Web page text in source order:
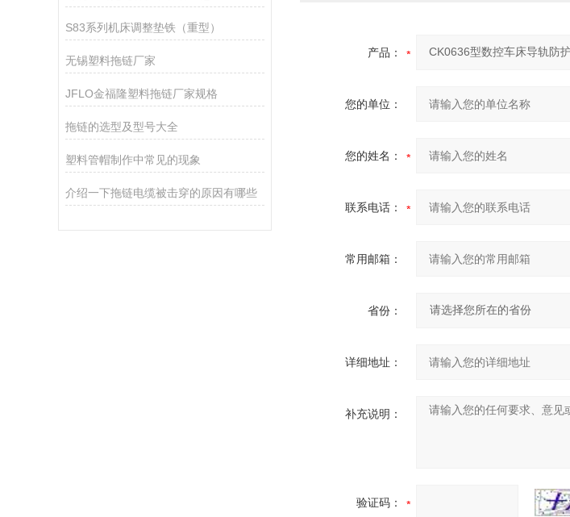
S83系列机床调整垫铁（重型）
无锡塑料拖链厂家
JFLO金福隆塑料拖链厂家规格
拖链的选型及型号大全
塑料管帽制作中常见的现象
介绍一下拖链电缆被击穿的原因有哪些
产品：
您的单位：
您的姓名：
联系电话：
常用邮箱：
省份：
详细地址：
补充说明：
验证码：